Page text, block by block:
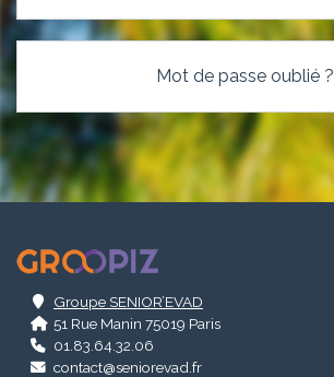
Mot de passe oublié ?
Groupe SENIOR’EVAD
51 Rue Manin 75019 Paris
01.83.64.32.06
contact@seniorevad.fr